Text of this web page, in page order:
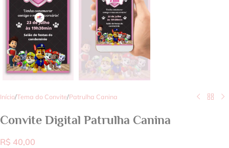
Início/Tema do Convite/Patrulha Canina
Convite Digital Patrulha Canina
R$ 40,00